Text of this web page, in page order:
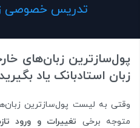
تدریس خصوصی
پول‌سازترین زبان‌های
زبان استادبانک یاد
وقتی به لیست پول‌سازترین
متوجه برخی تغییرات و ورود